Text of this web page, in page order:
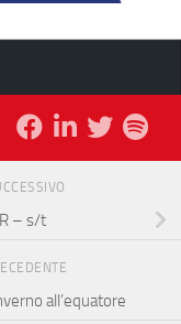
– s/t
all’equatore